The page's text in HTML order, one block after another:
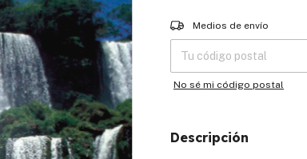
Entregas para el CP:
Medios de envío
No sé mi código postal
Descripción